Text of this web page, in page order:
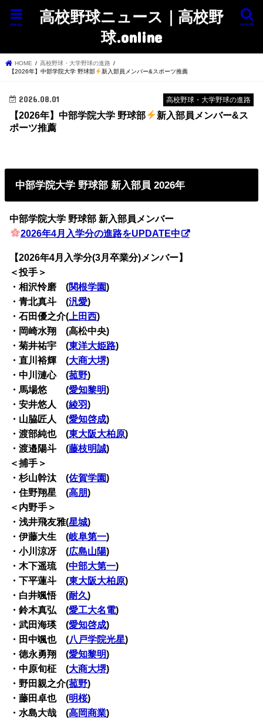
高校野球ニュース｜高校野
球.online
search
menu
HOME
高校野球・大学野球の進路
【2026年】中部学院大学 野球部
新入部員メンバー&スポーツ推薦
高校野球・大学野球の進路
2026.08.01
【2026年】中部学院大学 野球部
新入部員メンバー&ス
ポーツ推薦
中部学院大学 野球部 新入部員 2026年
中部学院大学 野球部 新入部員メンバー
2026年4月入学分の進路をUPDATE中
【2026年4月入学分(3月卒業分)メンバー】
＜投手＞
・相沢怜磨 (関根学園)
・青北真斗 (汎愛)
・石田優之介( 上田西)
・岡崎水翔 (高松中央)
・菊井祐宇 (東洋大姫路)
・直川裕輝 (大商大堺)
・中川漣心 (菰野)
・馬場悠 (愛知黎明)
・安井悠人 (綾羽)
・山脇匠人 (愛知啓成)
・渡部純也 (東大阪大柏原)
・渡邉陽斗 (藤枝明誠)
＜捕手＞
・杉山幹汰 (佐賀学園)
・住野翔星 (高朋)
＜内野手＞
・浅井飛友雅(星城)
・伊藤大生 (岐阜第一)
・小川涼冴 (広島山陽)
・木下遥琉 (中部大第一)
・下平蓮斗 (東大阪大柏原)
・白井颯悟 (耐久)
・鈴木真弘 (愛工大名電)
・武田海瑛 (愛知啓成)
・田中颯也 (八戸学院光星)
・徳永勇翔 (愛知黎明)
・中原旬柾 (大商大堺)
・野田親之介(菰野)
・藤田卓也 (明桜)
・水島大哉 (高岡商業)